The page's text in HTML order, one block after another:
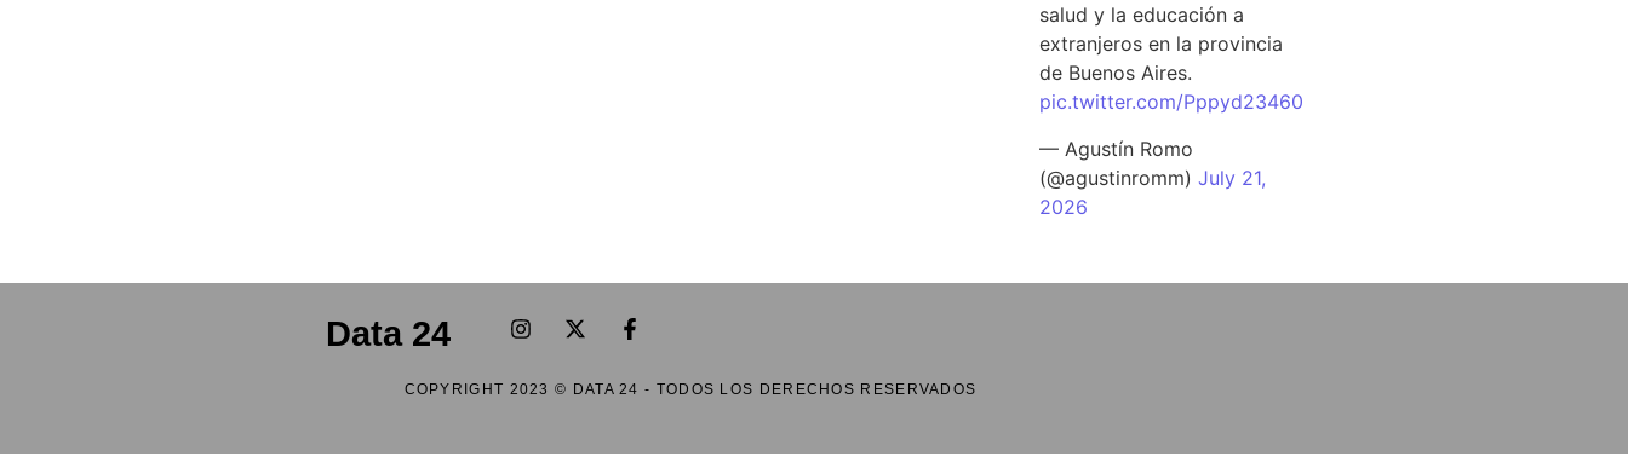
salud y la educación a
extranjeros en la provincia
de Buenos Aires.
pic.twitter.com/Pppyd23460
— Agustín Romo
(@agustinromm)July 21,
2026
Data 24
COPYRIGHT 2023 © DATA 24 - TODOS LOS DERECHOS RESERVADOS